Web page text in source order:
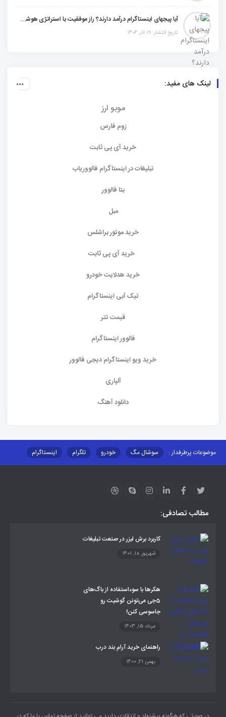
آیا پیجهای اینستاگرام درآمد دارند؟ راز موفقیت با استراتژی هوشمندانه
تاریخ انتشار: 19 آذر 1404
لینک های مفید:
موبو ارز
زوم فارس
خرید آی پی ثابت
تبلیغات در اینستاگرام فالووریاب
بتا فالوور
مبل
خرید موتور براشلس
خرید آی پی ثابت
خرید هدلایت خودرو
تیک آبی اینستاگرام
قیمت تتر
فالوور اینستاگرام
خرید ویو اینستاگرام دیجی فالوور
آلپاری
دانلود آهنگ
موضوعات پرطرفدار : سوشال مگ خودرو تلگرام
اینستاگرام
مطالب تصادفی:
کاربرد برش لیزر در صنعت تبلیغات
شهریور 18, 1401
هکرها با سوءاستفاده از باگ‌های
5جی می‌تونن گوشیت رو
جاسوسی کنن!
مرداد 15, 1403
راهنمای خرید آرام بند درب
بهمن 21, 1400